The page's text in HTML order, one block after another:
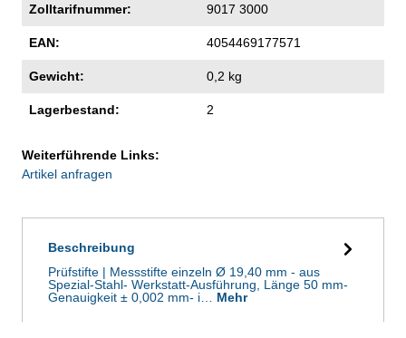
Zolltarifnummer: 9017 3000
EAN: 4054469177571
Gewicht: 0,2 kg
Lagerbestand: 2
Weiterführende Links:
Artikel anfragen
Beschreibung
Prüfstifte | Messstifte einzeln Ø 19,40 mm - aus
Spezial-Stahl- Werkstatt-Ausführung, Länge 50 mm-
Genauigkeit ± 0,002 mm- i… Mehr